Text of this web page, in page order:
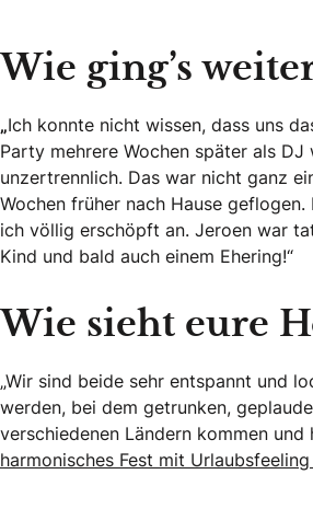
Wie ging’s
„Ich konnte nicht wissen, dass uns
Party mehrere Wochen später als
unzertrennlich. Das war nicht ganz
Wochen früher nach Hause
ich völlig erschöpft an. Jeroen war
Kind und bald auch einem Ehering!“
Wie sieht eure
„Wir sind beide sehr entspannt und
werden, bei dem getrunken,
verschiedenen Ländern kommen
harmonisches Fest mit